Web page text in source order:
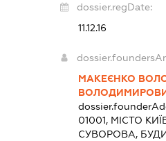
dossier.regDate:
11.12.16
МАКЕЄНКО
01001, МІСТО
СУВОРОВА,